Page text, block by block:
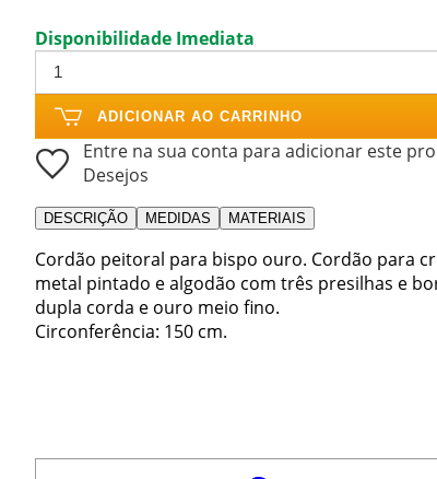
Disponibilidade Imediata
ADICIONAR AO CARRINHO
Entre na sua conta para adicionar este
Desejos
DESCRIÇÃO MEDIDAS MATERIAIS
Cordão peitoral para bispo ouro. Cordão para
metal pintado e algodão com três presilhas e
dupla corda e ouro meio fino.
Circonferência: 150 cm.